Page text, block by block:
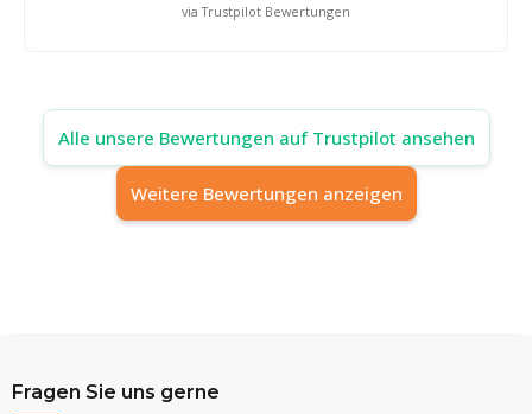
via Trustpilot Bewertungen
Alle unsere Bewertungen auf Trustpilot ansehen
Weitere Bewertungen anzeigen
Fragen Sie uns gerne